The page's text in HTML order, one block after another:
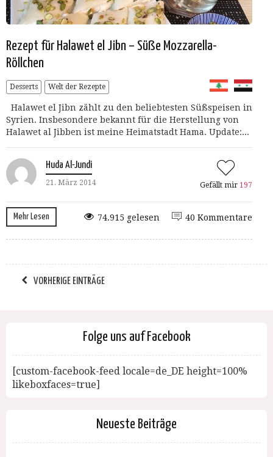
Rezept für Halawet el Jibn – Süße Mozzarella-
Röllchen
Desserts Welt der Rezepte
Halawet el Jibn zählt zu den beliebtesten Süßspeisen in
Syrien. Insbesondere bekannt für die Herstellung von
Halawet al Jibben ist meine Heimatstadt Hama. Update:...
Huda Al-Jundi
21. März 2014 Gefällt mir 197
Mehr Lesen 40 Kommentare
74.915 gelesen
VORHERIGE EINTRÄGE
Folge uns auf Facebook
[custom-facebook-feed locale=de_DE height=100%
likeboxfaces=true]
Neueste Beiträge